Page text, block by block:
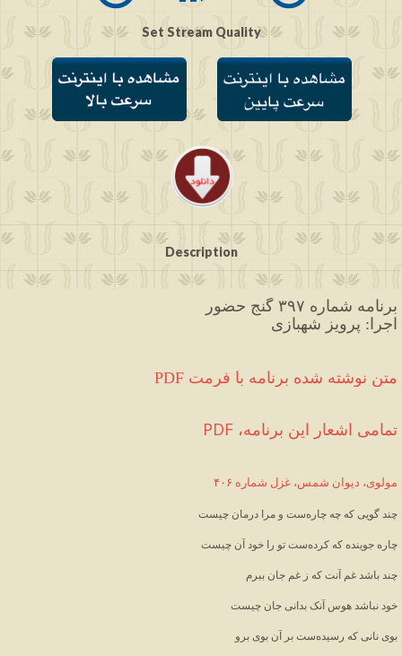
Set Stream Quality
Description
برنامه شماره ۳۹۷ گنج حضور
اجرا: پرویز شهبازی
PDF متن نوشته شده برنامه با فرمت
PDF ،تمامی اشعار این برنامه
مولوی، دیوان شمس، غزل شماره ۴۰۶
چند گویی که چه چاره‌ست و مرا درمان چیست
چاره جوینده که کرده‌ست تو را خود آن چیست
چند باشد غم آنت که ز غم جان ببرم
خود نباشد هوس آنک بدانی جان چیست
بوی نانی که رسیده‌ست بر آن بوی برو